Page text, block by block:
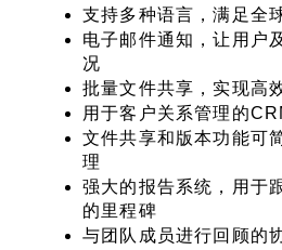
支持多种语言，满足全
电子邮件通知，让用户
况
批量文件共享，实现高
用于客户关系管理的
文件共享和版本功能可
理
强大的报告系统，用于
的里程碑
与团队成员进行回顾的